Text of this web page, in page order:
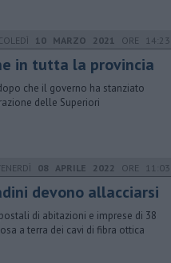
10 MARZO 2021 ORE 14:23
in tutta la provincia
che il governo ha stanziato
delle Superiori
08 APRILE 2022 ORE 11:03
devono allacciarsi
di abitazioni e imprese di 38
a terra dei cavi di fibra ottica